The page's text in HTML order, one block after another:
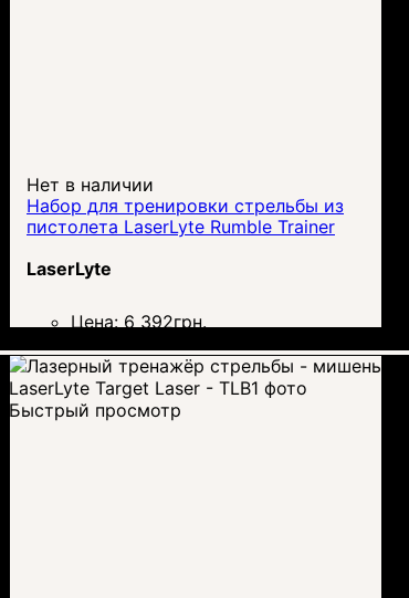
Нет в наличии
Набор для тренировки стрельбы из
пистолета LaserLyte Rumble Trainer
LaserLyte
Цена: 6 392грн.
Быстрый просмотр